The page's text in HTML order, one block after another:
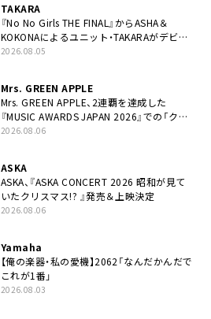
TAKARA
『No No Girls THE FINAL』からASHA＆
KOKONAによるユニット・TAKARAがデビュ
ー
2026.08.05
Mrs. GREEN APPLE
Mrs. GREEN APPLE、2連覇を達成した
『MUSIC AWARDS JAPAN 2026』での「クス
シキ」ライブパフォーマンスをYouTube公開
2026.08.06
ASKA
ASKA、『ASKA CONCERT 2026 昭和が見て
いたクリスマス!? 』発売＆上映決定
2026.08.06
Yamaha
【俺の楽器・私の愛機】2062「なんだかんだで
これが1番」
2026.08.03